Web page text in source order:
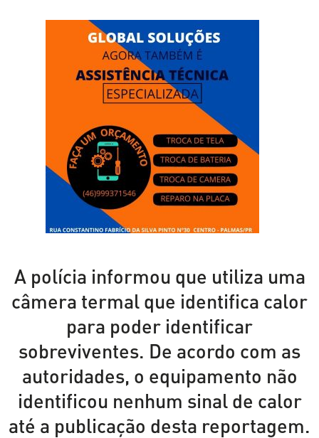
A polícia informou que utiliza uma
câmera termal que identifica calor
para poder identificar
sobreviventes. De acordo com as
autoridades, o equipamento não
identificou nenhum sinal de calor
até a publicação desta reportagem.